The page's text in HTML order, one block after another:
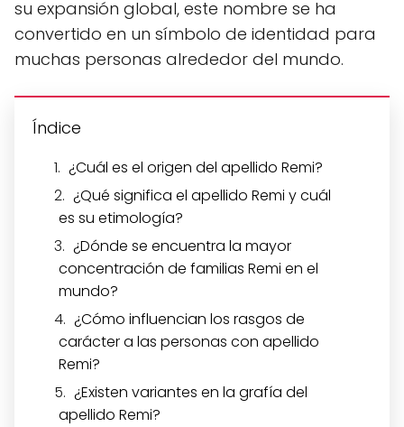
su expansión global, este nombre se ha
convertido en un símbolo de identidad para
muchas personas alrededor del mundo.
Índice
¿Cuál es el origen del apellido Remi?
¿Qué significa el apellido Remi y cuál
es su etimología?
¿Dónde se encuentra la mayor
concentración de familias Remi en el
mundo?
¿Cómo influencian los rasgos de
carácter a las personas con apellido
Remi?
¿Existen variantes en la grafía del
apellido Remi?